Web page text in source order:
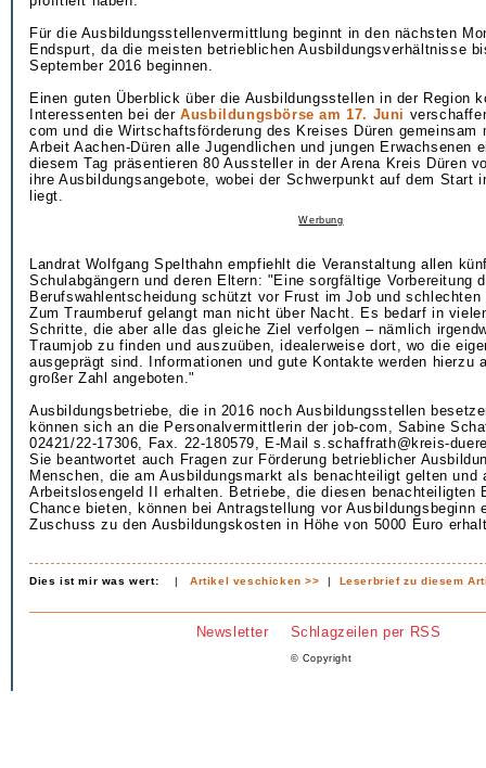
Für die Ausbildungsstellenvermittlung beginnt in den nächsten
Endspurt, da die meisten betrieblichen Ausbildungsverhältnisse
September 2016 beginnen.
Einen guten Überblick über die Ausbildungsstellen in der Region
Interessenten bei derAusbildungsbörse am 17. Juni
com und die Wirtschaftsförderung des Kreises Düren gemeinsam
Arbeit Aachen-Düren alle Jugendlichen und jungen Erwachsenen
diesem Tag präsentieren 80 Aussteller in der Arena Kreis Düren
ihre Ausbildungsangebote, wobei der Schwerpunkt auf dem Start
liegt.
Werbung
Landrat Wolfgang Spelthahn empfiehlt die Veranstaltung allen
Schulabgängern und deren Eltern: "Eine sorgfältige Vorbereitung
Berufswahlentscheidung schützt vor Frust im Job und schlechten
Zum Traumberuf gelangt man nicht über Nacht. Es bedarf in
Schritte, die aber alle das gleiche Ziel verfolgen – nämlich
Traumjob zu finden und auszuüben, idealerweise dort, wo die
ausgeprägt sind. Informationen und gute Kontakte werden hierzu
großer Zahl angeboten."
Ausbildungsbetriebe, die in 2016 noch Ausbildungsstellen
können sich an die Personalvermittlerin der job-com, Sabine
02421/22-17306, Fax. 22-180579, E-Mail s.schaffrath@kreis-
Sie beantwortet auch Fragen zur Förderung betrieblicher
Menschen, die am Ausbildungsmarkt als benachteiligt gelten und
Arbeitslosengeld II erhalten. Betriebe, die diesen benachteiligten
Chance bieten, können bei Antragstellung vor Ausbildungsbeginn
Zuschuss zu den Ausbildungskosten in Höhe von 5000 Euro
Dies ist mir was wert: |Artikel veschicken >> | Leserbrief zu diesem
Newsletter Schlagzeilen per RSS
© Copyright